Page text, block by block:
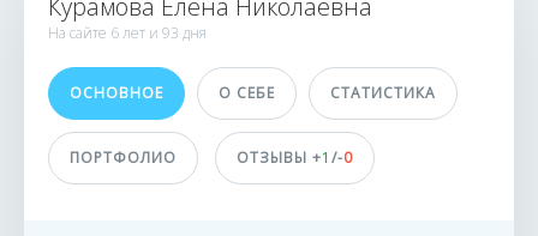
1 заказ
0 сделок
Принимает оплату
не указано
Курамова Елена Николаевна
На сайте 6 лет и 93 дня
ОСНОВНОЕ О СЕБЕ СТАТИСТИКА
ПОРТФОЛИО ОТЗЫВЫ +1 /-0